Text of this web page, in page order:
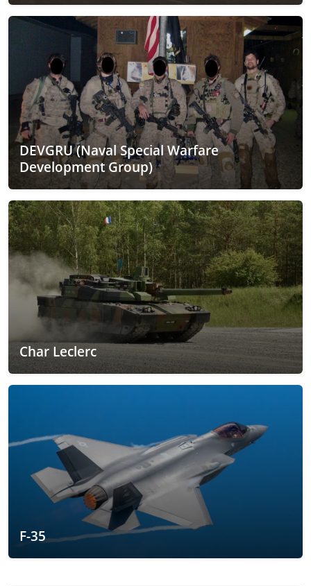
DEVGRU (Naval Special Warfare
Development Group)
Char Leclerc
F-35